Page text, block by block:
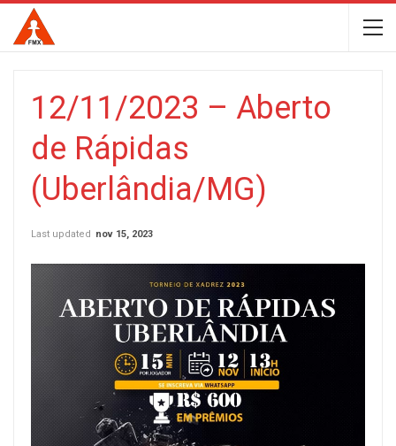
12/11/2023 – Aberto
de Rápidas
(Uberlândia/MG)
Last updated nov 15, 2023